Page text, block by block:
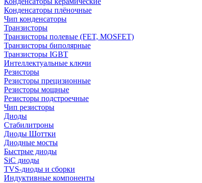
Конденсаторы плёночные
Чип конденсаторы
Транзисторы
Транзисторы полевые (FET, MOSFET)
Транзисторы биполярные
Транзисторы IGBT
Интеллектуальные ключи
Резисторы
Резисторы прецизионные
Резисторы мощные
Резисторы подстроечные
Чип резисторы
Диоды
Стабилитроны
Диоды Шоттки
Диодные мосты
Быстрые диоды
SiC диоды
TVS-диоды и сборки
Индуктивные компоненты